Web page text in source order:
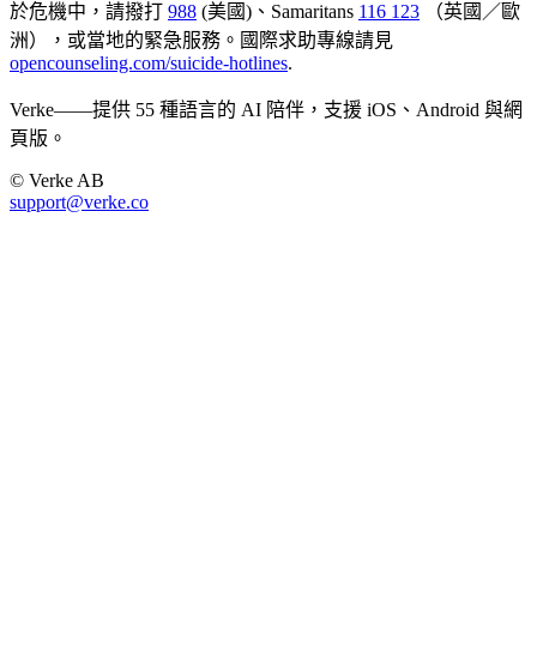
於危機中，請撥打 988 (美國)、Samaritans 116 123
（英國／歐
洲），或當地的緊急服務。國際求助專線請見
opencounseling.com/suicide-hotlines.
Verke——提供 55 種語言的 AI 陪伴，支援 iOS、Android 與網
頁版。
© Verke AB
support@verke.co